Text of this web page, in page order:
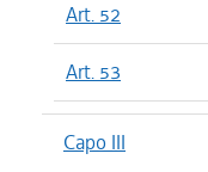
Art. 52
Art. 53
Capo III